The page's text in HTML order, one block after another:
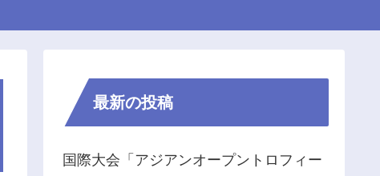
最新の投稿
国際大会「アジアンオープントロフィー